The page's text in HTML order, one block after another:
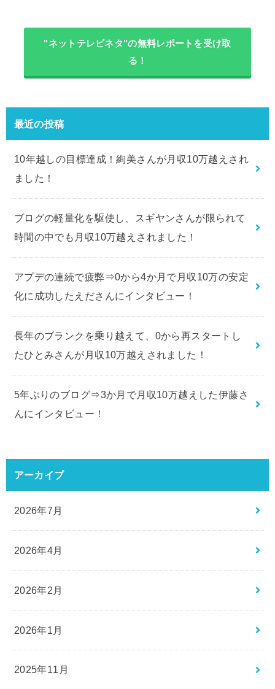
"ネットテレビネタ"の無料レポートを受け取
る！
最近の投稿
10年越しの目標達成！絢美さんが月収10万越えされ
ました！
ブログの軽量化を駆使し、スギヤンさんが限られて
時間の中でも月収10万越えされました！
アプデの連続で疲弊⇒0から4か月で月収10万の安定
化に成功したえださんにインタビュー！
長年のブランクを乗り越えて、0から再スタートし
たひとみさんが月収10万越えされました！
5年ぶりのブログ⇒3か月で月収10万越えした伊藤さ
んにインタビュー！
アーカイブ
2026年7月
2026年4月
2026年2月
2026年1月
2025年11月